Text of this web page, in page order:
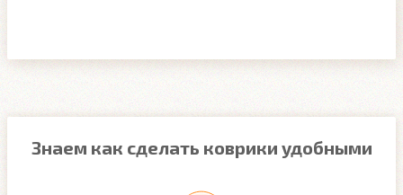
Знаем как сделать коврики удобными